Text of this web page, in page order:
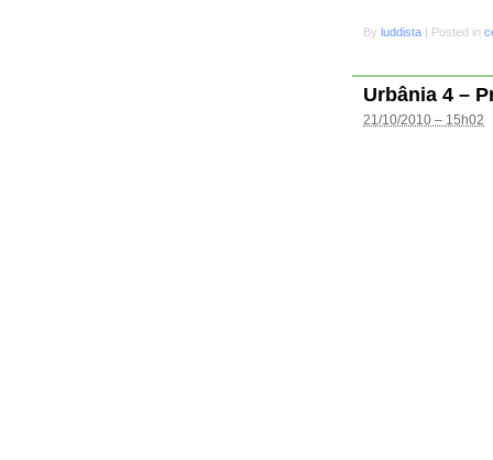
By luddista | Posted in
Urbânia 4 –
21/10/2010 – 15h02